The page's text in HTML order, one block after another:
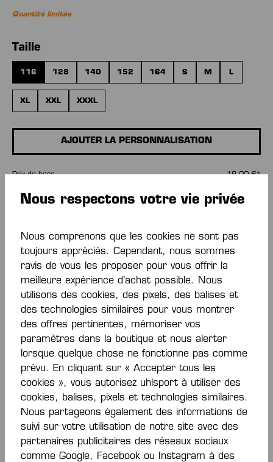
Quantité limitée
Sélectionnez
Taille
116 128 140 152 164 S M L
XL XXL XXXL
AJOUTER LA PERSONNALISATION
Prix de base 18,00 €*
AJOUTER AU PANIER
Ajouter à la liste de souhaits
Description
Flatlocknaht in Kontrastfarbe Kempa-Schriftzug
und K-Label-Aufdruck Nackenband in
Kontrastfarbe Material: 100% PolyesterPlus
Nous respectons votre vie privée
Nous comprenons que les cookies ne sont pas
toujours appréciés. Cependant, nous sommes
ravis de vous les proposer pour vous offrir la
meilleure expérience d’achat possible. Nous
utilisons des cookies, des pixels, des balises et
des technologies similaires pour vous montrer
des offres pertinentes, mémoriser vos
paramètres dans la boutique et nous alerter
lorsque quelque chose ne fonctionne pas comme
prévu. En cliquant sur « Accepter tous les
cookies », vous autorisez uhlsport à utiliser des
cookies, balises, pixels et technologies similaires.
Nous partageons également des informations de
suivi sur votre utilisation de notre site avec des
partenaires publicitaires des réseaux sociaux
comme Google, Facebook ou Instagram à des